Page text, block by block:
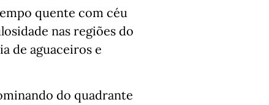
quente com céu
nas regiões do
de aguaceiros e
do quadrante